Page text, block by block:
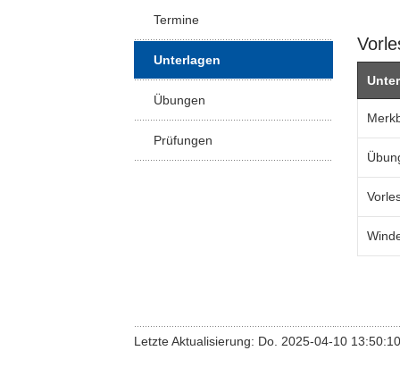
Termine
Unterlagen
Übungen
Prüfungen
Letzte Aktualisierung: Do. 2025-04-10 13:50:10